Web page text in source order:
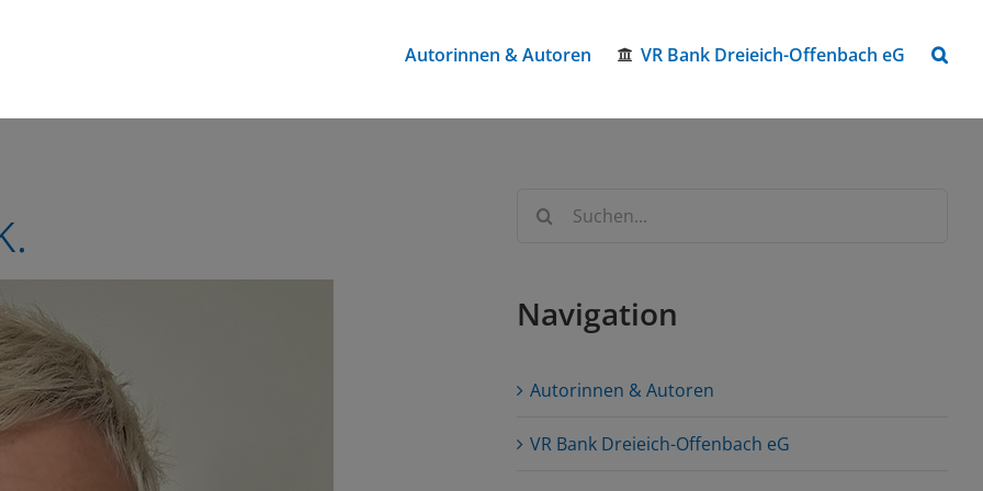
Autorinnen & Autoren VR Bank Dreieich-Offenbach eG
Suche
Navigation
Autorinnen & Autoren
VR Bank Dreieich-Offenbach eG